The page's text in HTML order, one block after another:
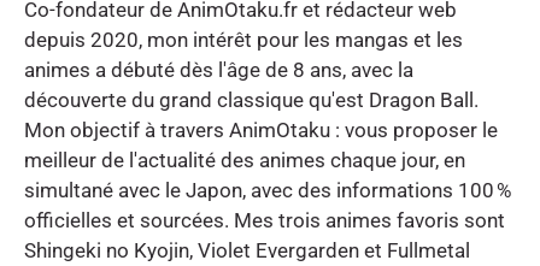
Co-fondateur de AnimOtaku.fr et rédacteur web
depuis 2020, mon intérêt pour les mangas et les
animes a débuté dès l'âge de 8 ans, avec la
découverte du grand classique qu'est Dragon Ball.
Mon objectif à travers AnimOtaku : vous proposer le
meilleur de l'actualité des animes chaque jour, en
simultané avec le Japon, avec des informations 100 %
officielles et sourcées. Mes trois animes favoris sont
Shingeki no Kyojin, Violet Evergarden et Fullmetal